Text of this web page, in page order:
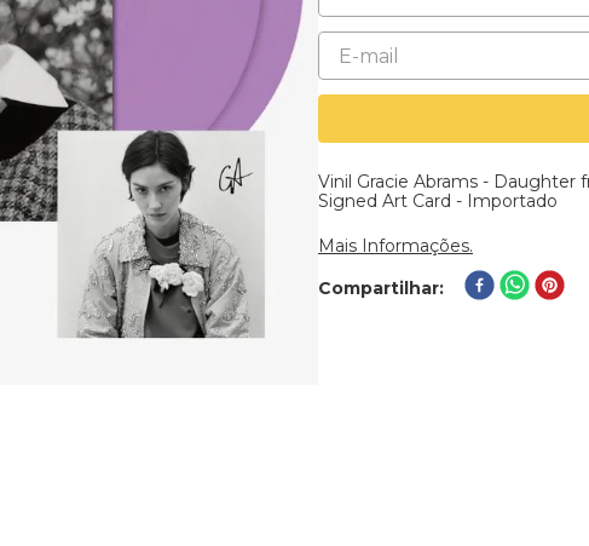
Vinil Gracie Abrams - Daughter
Signed Art Card - Importado
Mais Informações.
Compartilhar